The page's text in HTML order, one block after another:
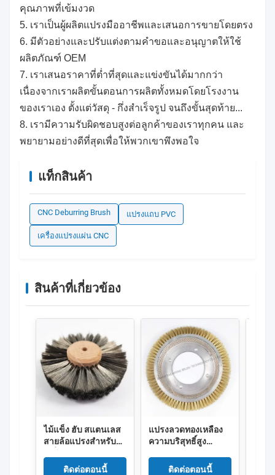
คุณภาพที่เข้มงวด
5. เราเป็นผู้ผลิตแปรงมืออาชีพและเสนอการขายโดยตรง
6. มีตัวอย่างและปรับแต่งตามคำขอและอนุญาตให้ใช้
ผลิตภัณฑ์ OEM
7. เราเสนอราคาที่ต่ำที่สุดและแข่งขันได้มากกว่า
เนื่องจากเราผลิตขั้นตอนการผลิตทั้งหมดโดยโรงงาน
ของเราเอง ตั้งแต่วัสดุ - กึ่งสำเร็จรูป จนถึงขั้นสุดท้าย...
8. เรามีความรับผิดชอบสูงต่อลูกค้าของเราทุกคน และ
พยายามอย่างดีที่สุดเพื่อให้พวกเขาพึงพอใจ
แท็กสินค้า
CNC Deburring Brush แปรงแถบ PVC
เครื่องแปรงแผ่น CNC
สินค้าที่เกี่ยวข้อง
ไม้แข็ง ฮับ สแตนเลส
สายล้อแปรงสําหรับ
และ deburring ด้วย
ติดต่อตอนนี้
แปรงลวดทองเหลือง
ความบริสุทธิ์สูง
ที่ไม่สร้างความเสีย
ติดต่อตอนนี้